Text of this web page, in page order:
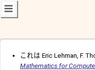
これは Eric Lehman, F.
Mathematics for